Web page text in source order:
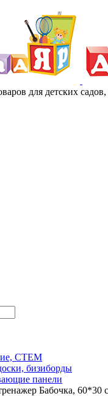
для детских
СТЕМ
бизиборды
панели
Бабочка, 60*30